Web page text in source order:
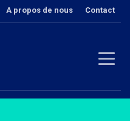
A propos de nous Contact